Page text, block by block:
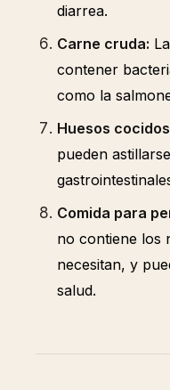
diarrea.
Carne cruda:
contener
como la
Huesos
pueden
Comida para
no contiene los
necesitan, y
salud.